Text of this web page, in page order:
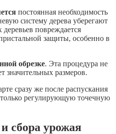
постоянная необходимость
систему дерева уберегают
повреждается
защиты, особенно в
обрезке. Эта процедура не
значительных размеров.
сразу же после распускания
регулирующую точечную
сбора урожая